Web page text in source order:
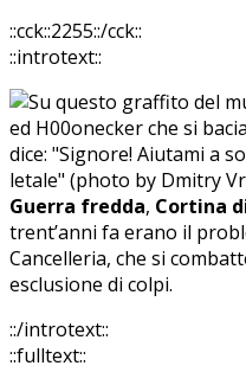
::cck::2255::/cck::
::introtext::
Guerra fredda, Cortina
trent’anni fa erano il
Cancelleria, che si
esclusione di colpi.
::/introtext::
::fulltext::